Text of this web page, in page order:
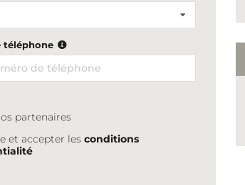
téléphone
partenaires
et accepter lesconditions